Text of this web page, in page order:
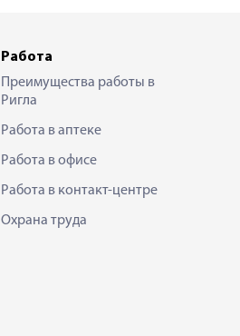
Работа
Преимущества работы в
Ригла
Работа в аптеке
Работа в офисе
Работа в контакт-центре
Охрана труда